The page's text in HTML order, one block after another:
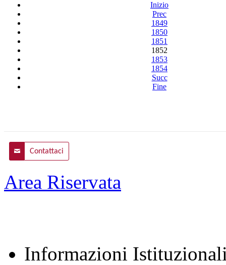
Inizio
Prec
1849
1850
1851
1852
1853
1854
Succ
Fine
Contattaci
Area Riservata
Informazioni